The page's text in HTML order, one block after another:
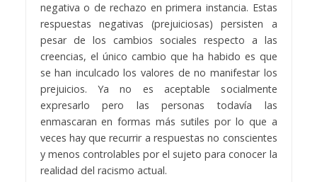
negativa o de rechazo en primera instancia. Estas
respuestas negativas (prejuiciosas) persisten a
pesar de los cambios sociales respecto a las
creencias, el único cambio que ha habido es que
se han inculcado los valores de no manifestar los
prejuicios. Ya no es aceptable socialmente
expresarlo pero las personas todavía las
enmascaran en formas más sutiles por lo que a
veces hay que recurrir a respuestas no conscientes
y menos controlables por el sujeto para conocer la
realidad del racismo actual.